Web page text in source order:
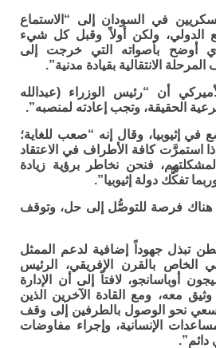
في السودان إلى “الاستماع
الدولي، ولكن أولاً وقبل كل شيء
أوضح بأصواته التي خرجت إلى
المرحلة الانتقالية بقيادة مدنية”.
أن “رئيس الوزراء (عبدالله
الحقيقة، وتجب إعادته لمنصبه”.
إثيوبيا، وقال إنه “صعب للغاية؛
استمرَّت كافة الأطراف في الاعتقاد
فنحن نخاطر برؤية زيادة
تفكُّك دولة إثيوبيا”.
هناك فرصة للتوصُّل إلى حل، وتوقف
تبذل جهوداً إضافية لدعم الممثل
الخاص بالقرن الإفريقي، الرئيس
أوباسانجو، لافتاً إلى أن الإدارة
معه، ومع القادة الآخرين الذين
نحو الوصول بالطرفين إلى وقف
الإنسانية، وإجراء مفاوضات